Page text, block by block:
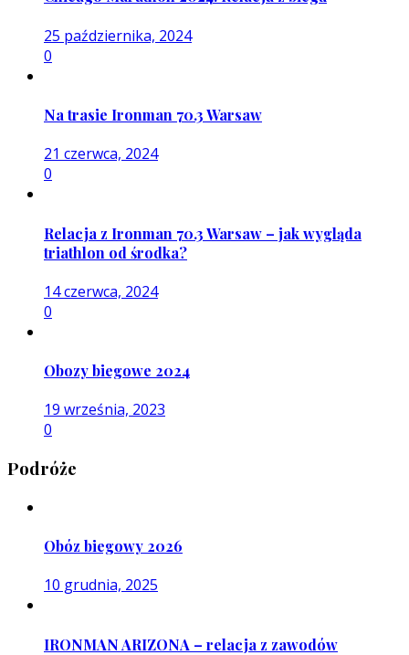
25 października, 2024
0
Na trasie Ironman 70.3 Warsaw
21 czerwca, 2024
0
Relacja z Ironman 70.3 Warsaw – jak wygląda
triathlon od środka?
14 czerwca, 2024
0
Obozy biegowe 2024
19 września, 2023
0
Podróże
Obóz biegowy 2026
10 grudnia, 2025
IRONMAN ARIZONA – relacja z zawodów